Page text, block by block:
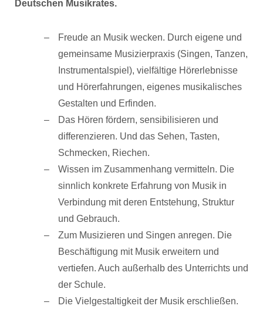
Deutschen Musikrates.
Freude an Musik wecken. Durch eigene und
gemeinsame Musizierpraxis (Singen, Tanzen,
Instrumentalspiel), vielfältige Hörerlebnisse
und Hörerfahrungen, eigenes musikalisches
Gestalten und Erfinden.
Das Hören fördern, sensibilisieren und
differenzieren. Und das Sehen, Tasten,
Schmecken, Riechen.
Wissen im Zusammenhang vermitteln. Die
sinnlich konkrete Erfahrung von Musik in
Verbindung mit deren Entstehung, Struktur
und Gebrauch.
Zum Musizieren und Singen anregen. Die
Beschäftigung mit Musik erweitern und
vertiefen. Auch außerhalb des Unterrichts und
der Schule.
Die Vielgestaltigkeit der Musik erschließen.